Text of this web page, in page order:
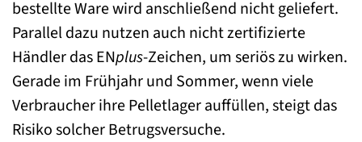
bestellte Ware wird anschließend nicht geliefert.
Parallel dazu nutzen auch nicht zertifizierte
Händler das ENplus-Zeichen, um seriös zu wirken.
Gerade im Frühjahr und Sommer, wenn viele
Verbraucher ihre Pelletlager auffüllen, steigt das
Risiko solcher Betrugsversuche.